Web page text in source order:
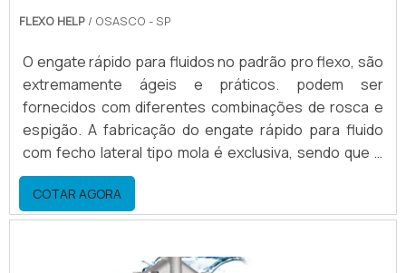
FLEXO HELP / OSASCO - SP
O engate rápido para fluidos no padrão pro flexo, são
extremamente ágeis e práticos. podem ser
fornecidos com diferentes combinações de rosca e
espigão. A fabricação do engate rápido para fluido
com fecho lateral tipo mola é exclusiva, sendo que o
material para construção pode ser: Aço; Alumínio;
Inox; Entre outros. Um pouco sobre a fabricação do
engateA fabricação de alguns modelos de engate
acordo com a mangueira a ser utilizada e dimensão d.
COTAR AGORA